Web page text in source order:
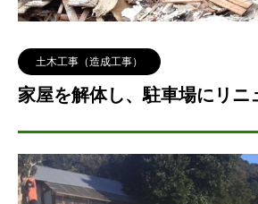
土木工事（造成工事）
家屋を解体し、駐車場にリニ